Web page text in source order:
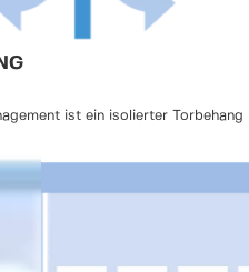
ist ein isolierter